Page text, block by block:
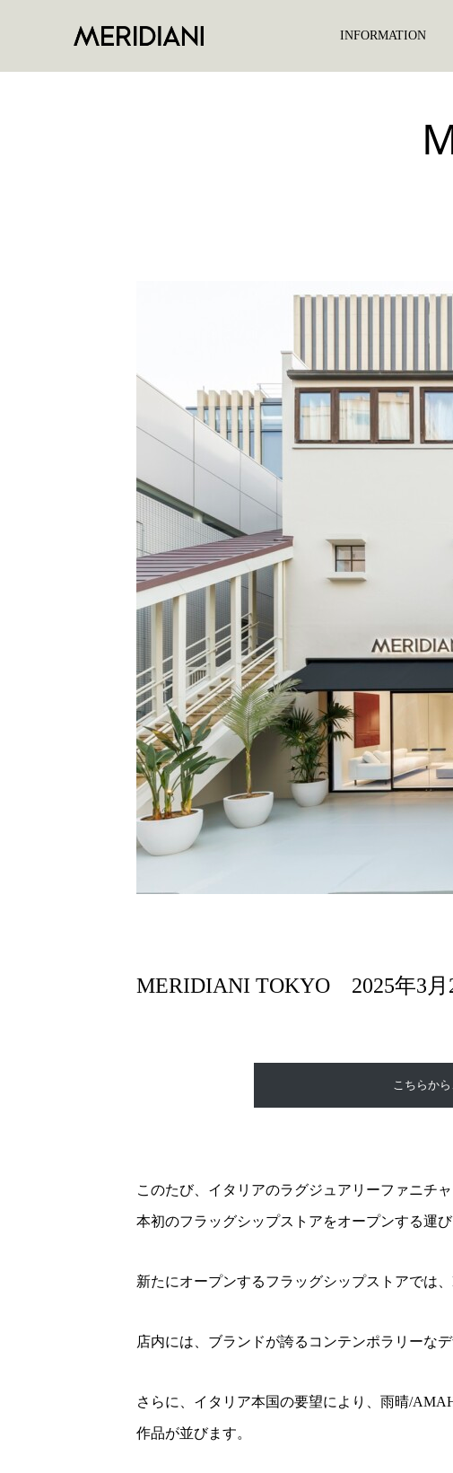
INFORMATION
MERIDIANI TOKYO 2025年3月
こちらか
このたび、イタリアのラグジュアリーファニチ
本初のフラッグシップストアをオープンする運び
新たにオープンするフラッグシップストアでは
店内には、ブランドが誇るコンテンポラリーな
さらに、イタリア本国の要望により、雨晴/
作品が並びます。